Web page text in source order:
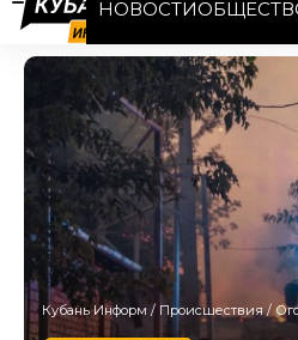
НОВОСТИ
Кубань Информ / Происшествия/